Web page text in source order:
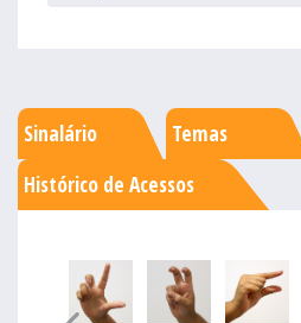
Sinalário Temas
Histórico de Acessos